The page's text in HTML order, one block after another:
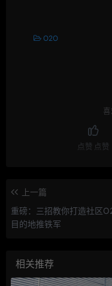
O2O
点赞 点赞
上一篇
重磅：三招教你打造社区
目的地推铁军
相关推荐